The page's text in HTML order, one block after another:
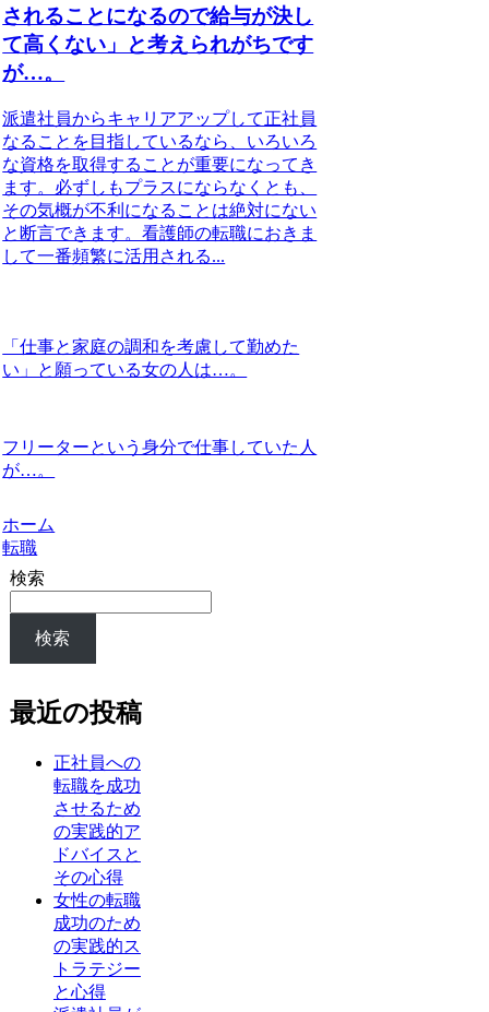
されることになるので給与が決し
て高くない」と考えられがちです
が…。
派遣社員からキャリアアップして正社員
なることを目指しているなら、いろいろ
な資格を取得することが重要になってき
ます。必ずしもプラスにならなくとも、
その気概が不利になることは絶対にない
と断言できます。看護師の転職におきま
して一番頻繁に活用される...
「仕事と家庭の調和を考慮して勤めた
い」と願っている女の人は…。
フリーターという身分で仕事していた人
が…。
ホーム
転職
検索
検索
最近の投稿
正社員への
転職を成功
させるため
の実践的ア
ドバイスと
その心得
女性の転職
成功のため
の実践的ス
トラテジー
と心得